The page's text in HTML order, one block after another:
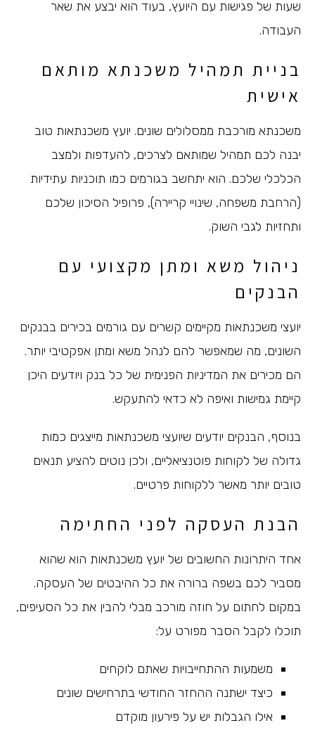
שעות של פגישות עם היועץ, בעוד הוא יבצע את שאר
העבודה.
בניית תמהיל משכנתא מותאם
אישית
משכנתא מורכבת ממסלולים שונים. יועץ משכנתאות טוב
יבנה לכם תמהיל שמותאם לצרכים, להעדפות ולמצב
הכלכלי שלכם. הוא יתחשב בגורמים כמו תוכניות עתידיות
(הרחבת משפחה, שינויי קריירה), פרופיל הסיכון שלכם
ותחזיות לגבי השוק.
ניהול משא ומתן מקצועי עם
הבנקים
יועצי משכנתאות מקיימים קשרים עם גורמים בכירים בבנקים
השונים, מה שמאפשר להם לנהל משא ומתן אפקטיבי יותר.
הם מכירים את המדיניות הפנימית של כל בנק ויודעים היכן
קיימת גמישות ואיפה לא כדאי להתעקש.
בנוסף, הבנקים יודעים שיועצי משכנתאות מייצגים כמות
גדולה של לקוחות פוטנציאליים, ולכן נוטים להציע תנאים
טובים יותר מאשר ללקוחות פרטיים.
הבנת העסקה לפני החתימה
אחד היתרונות החשובים של יועץ משכנתאות הוא שהוא
מסביר לכם בשפה ברורה את כל ההיבטים של העסקה.
במקום לחתום על חוזה מורכב מבלי להבין את כל הסעיפים,
תוכלו לקבל הסבר מפורט על:
משמעות ההתחייבויות שאתם לוקחים
כיצד ישתנה ההחזר החודשי בתרחישים שונים
אילו הגבלות יש על פירעון מוקדם